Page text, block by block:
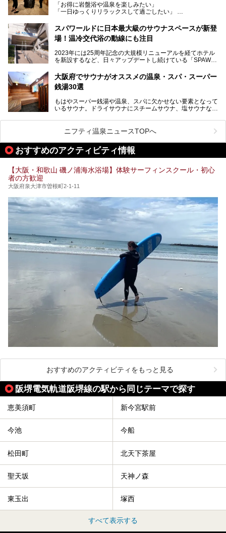
見どころが盛りだくさん。日常の疲れを癒やしたい方はもち
ろん、休日にゆったり過ごしたい方にもぴったりの内容とな
本記事では、そんなリニューアル後の注目ポイントを詳しく
紹介します。これから「鶴見緑地湯元水春」に訪れる方や、
い。
「お得に岩盤浴や温泉を楽しみたい」
「一日ゆっくりリラックスして過ごしたい」
利用できる「神州温泉 あるごの湯」です。
あるごの湯は、大阪府豊中市にある日帰り温浴施設で、阪急
チムジルバン（岩盤浴）を中心に、発汗・リラックス・漫画
タイムまで満喫できる長時間滞在型の施設なので、一日中ゆ
る迫力ある熱波パフォーマンスも毎日行われており、“とと
のう”体験をしっかり楽しめるのもポイントです。
ケやボウリングといった遊び場もあり、友人同士やカップル
で“遊び+癒し”の一日を過ごすのにもぴったり。
処にいたるまで魅力をたっぷり堪能してきたので、その全容
スパワールドに日本最大級のサウナスペースが新登
場！温冷交代浴の動線にも注目
2023年には25周年記念の大規模リニューアルを経てホテル
を新設するなど、日々アップデートし続けている「SPAWO
そんなスパワールドが2025年11月15日（土）に、新たな浴
室や日本最大級140人収容の大規模サウナを携えてリニュー
アルオープン！浴室である4F・6Fそれぞれにリニューアル
大規模リニューアルの全容を確認すべく、リニューアルプレ
オープンイベントに行ってきました！今回はそのリニューア
大阪府でサウナがオススメの温泉・スパ・スーパー
銭湯30選
もはやスーパー銭湯や温泉、スパに欠かせない要素となって
いるサウナ。ドライサウナにスチームサウナ、塩サウナな
ペース、ロウリュウなど、心ゆくまで楽しむためのサービス
が充実した施設も多くみられます。
今回はそんなサウナにこだわった、大阪府内のオススメ温
泉・銭湯・スパを30件紹介したいと思います！
ニフティ温泉ニュースTOPへ
おすすめのアクティビティ情報
【大阪・和歌山 磯ノ浦海水浴場】体験サーフィンスクール・初心
者の方歓迎
大阪府泉大津市曽根町2-1-11
おすすめのアクティビティをもっと見る
阪堺電気軌道阪堺線の駅から同じテーマで探す
恵美須町 新今宮駅前
今池 今船
松田町 北天下茶屋
聖天坂 天神ノ森
東玉出 塚西
すべて表示する